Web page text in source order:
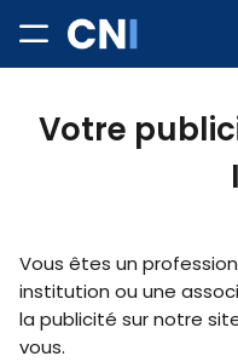
Votre
Vous êtes un
institution ou une
la publicité sur notre
vous.